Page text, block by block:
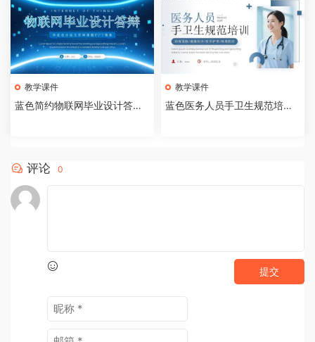
教学课件
蓝色简约物联网毕业设计答辩P
教学课件
蓝色医务人员手卫生规范培训
评论 0
提交